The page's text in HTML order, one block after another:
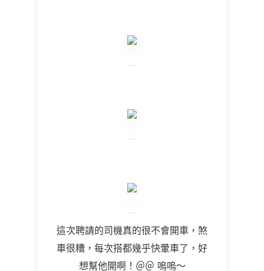
這次聘請的司機真的很不會開車，煞
車很糟，每次搭都幾乎快暈車了，好
想幫他開啊！＠＠ 嗚嗚～